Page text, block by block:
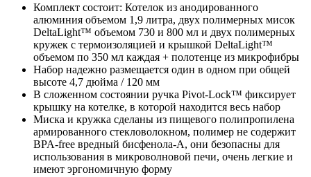
Комплект состоит: Котелок из анодированного
алюминия объемом 1,9 литра, двух полимерных мисок
DeltaLight™ объемом 730 и 800 мл и двух полимерных
кружек с термоизоляцией и крышкой DeltaLight™
объемом по 350 мл каждая + полотенце из микрофибры
Набор надежно размещается один в одном при общей
высоте 4,7 дюйма / 120 мм
В сложенном состоянии ручка Pivot-Lock™ фиксирует
крышку на котелке, в которой находится весь набор
Миска и кружка сделаны из пищевого полипропилена
армированного стекловолокном, полимер не содержит
BPA-free вредный бисфенола-А, они безопасны для
использования в микроволновой печи, очень легкие и
имеют эргономичную форму